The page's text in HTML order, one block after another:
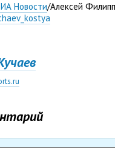
Новости/Алексей